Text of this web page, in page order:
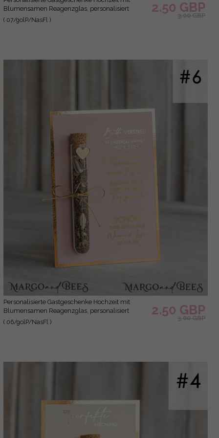
Blumensamen Reagenzglas, personalisiert
Gastgeschenk Hochzeit Samen handgemachte
Gastgeschenk Hochzeit Brautpaar
( 07/golP/NasFl )
2.50 GBP
3.00 GBP
Personalisierte Gastgeschenke Hochzeit mit
Blumensamen Reagenzglas, personalisiert
Gastgeschenk Hochzeit Samen handgemachte
( 06/golP/NasFl )
2.50 GBP
3.00 GBP